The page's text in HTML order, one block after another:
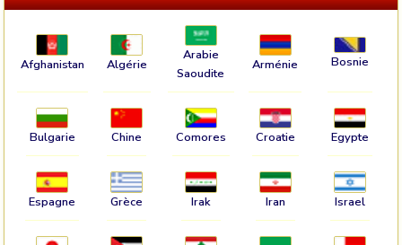
Afghanistan Algérie
Arabie
Saoudite
Arménie Bosnie
Bulgarie Chine Comores Croatie Egypte
Espagne Grèce Irak Iran Israel